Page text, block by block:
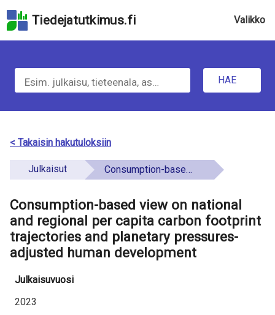
hakukenttään
pääsisältöön
Hyppää
saavutettavuusselosteeseen
Tiedejatutkimus.fi Valikko
e
H
a
e
t
t
o
a
t
u
HAE
< Takaisin hakutuloksiin
Julkaisut Consumption-based view on national and regional per capita carbon footprint trajectories and planetary pressures-adjusted human development
Consumption-based view on national
and regional per capita carbon footprint
trajectories and planetary pressures-
adjusted human development
Julkaisuvuosi
2023